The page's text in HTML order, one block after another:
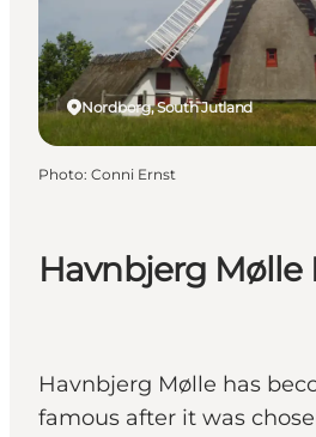
Planifiez votre voyage
Havnbjerg Mølle
Havnbjerg Mølle has
famous after it was
Nordborg, South Jutland
Photo: Conni Ernst